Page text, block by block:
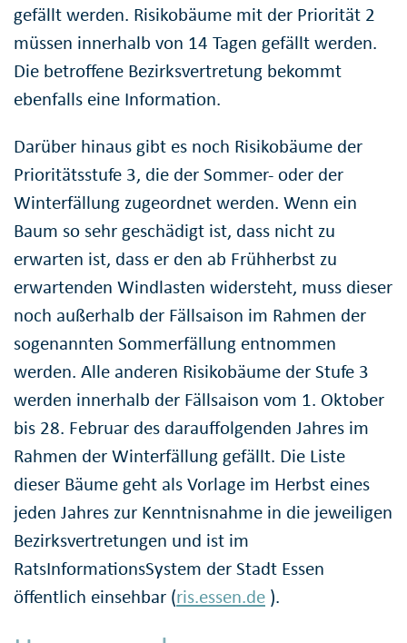
gefällt werden. Risikobäume mit der Priorität 2
müssen innerhalb von 14 Tagen gefällt werden.
Die betroffene Bezirksvertretung bekommt
ebenfalls eine Information.
Darüber hinaus gibt es noch Risikobäume der
Prioritätsstufe 3, die der Sommer- oder der
Winterfällung zugeordnet werden. Wenn ein
Baum so sehr geschädigt ist, dass nicht zu
erwarten ist, dass er den ab Frühherbst zu
erwartenden Windlasten widersteht, muss dieser
noch außerhalb der Fällsaison im Rahmen der
sogenannten Sommerfällung entnommen
werden. Alle anderen Risikobäume der Stufe 3
werden innerhalb der Fällsaison vom 1. Oktober
bis 28. Februar des darauffolgenden Jahres im
Rahmen der Winterfällung gefällt. Die Liste
dieser Bäume geht als Vorlage im Herbst eines
jeden Jahres zur Kenntnisnahme in die jeweiligen
Bezirksvertretungen und ist im
RatsInformationsSystem der Stadt Essen
öffentlich einsehbar (ris.essen.de ).